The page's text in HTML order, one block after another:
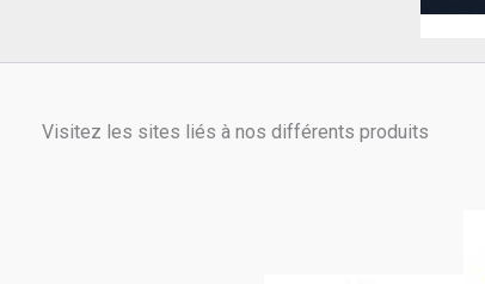
Visitez les sites liés à nos différents produits